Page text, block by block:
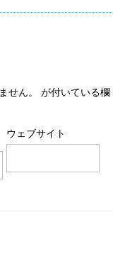
せん。 が付いている欄
ウェブサイト